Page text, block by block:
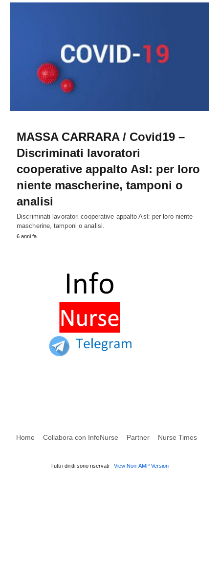
MASSA CARRARA / Covid19 –
Discriminati lavoratori
cooperative appalto Asl: per loro
niente mascherine, tamponi o
analisi
Discriminati lavoratori cooperative appalto Asl: per loro niente
mascherine, tamponi o analisi.
6 anni fa
Home Collabora con InfoNurse Partner Nurse Times
Tutti i diritti sono riservati View Non-AMP Version